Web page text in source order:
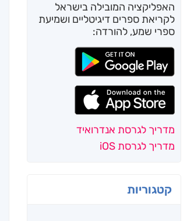
האפליקציה המובילה בישראל
לקריאת ספרים דיגיטליים ושמיעת
ספרי שמע, להורדה:
מדריך לגרסת אנדרואיד
מדריך לגרסת iOS
קטגוריות